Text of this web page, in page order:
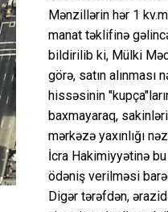
Mənzillərin hər 1
manat təklifinə
bildirilib ki, Mülki
görə, satın alınması
hissəsinin
baxmayaraq,
mərkəzə yaxınlığı
İcra Hakimiyyətinə
ödəniş verilməsi
Digər tərəfdən,